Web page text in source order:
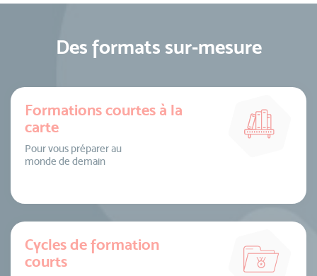
Des formats sur-mesure
Formations courtes à la
carte
Pour vous préparer au
monde de demain
Cycles de formation
courts